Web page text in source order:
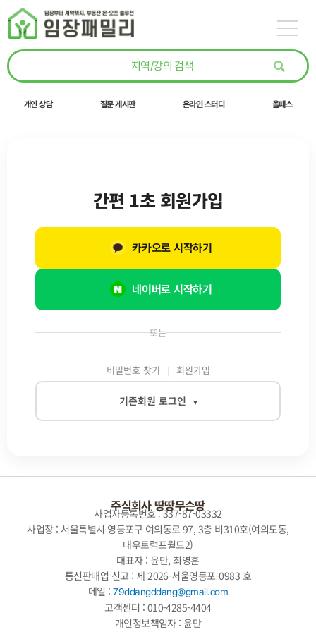
콘텐츠로
건너뛰기
개인 상담 질문 게시판 온라인 스터디 올패스
또는
비밀번호 찾기 회원가입
기존회원 로그인 ▾
로그인
간편 1초 회원가입
네이버로 시작하기
카카오로 시작하기
주식회사 땅땅무슨땅
사업자등록번호 : 337-87-03332
사업장 : 서울특별시 영등포구 여의동로 97, 3층 비310호(여의도동,
대우트럼프월드2)
대표자 : 윤만, 최영훈
통신판매업 신고 : 제 2026-서울영등포-0983 호
메일 :79ddangddang@gmail.com
고객센터 : 010-4285-4404
개인정보책임자 : 윤만